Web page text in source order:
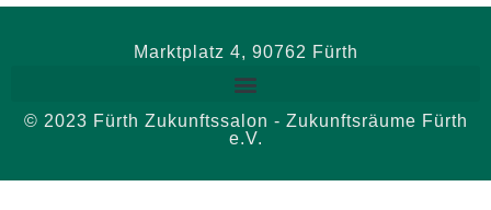
Marktplatz 4, 90762 Fürth
© 2023 Fürth Zukunftssalon - Zukunftsräume Fürth
e.V.